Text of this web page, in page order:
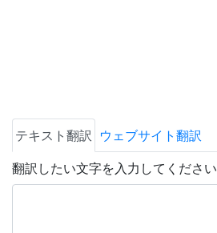
テキスト翻訳 ウェブサイト翻訳
翻訳したい文字を入力してください